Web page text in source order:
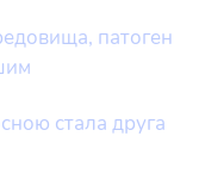
патоген
стала друга